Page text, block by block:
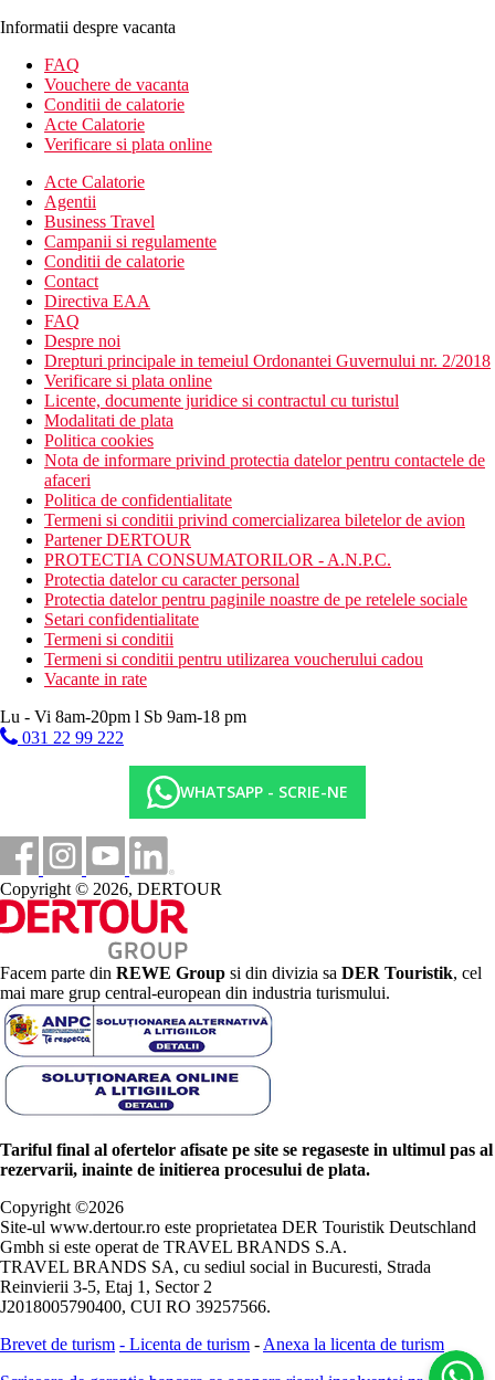
Informatii despre vacanta
FAQ
Vouchere de vacanta
Conditii de calatorie
Acte Calatorie
Verificare si plata online
Acte Calatorie
Agentii
Business Travel
Campanii si regulamente
Conditii de calatorie
Contact
Directiva EAA
FAQ
Despre noi
Drepturi principale in temeiul Ordonantei Guvernului nr. 2/2018
Verificare si plata online
Licente, documente juridice si contractul cu turistul
Modalitati de plata
Politica cookies
Nota de informare privind protectia datelor pentru contactele de
afaceri
Politica de confidentialitate
Termeni si conditii privind comercializarea biletelor de avion
Partener DERTOUR
PROTECTIA CONSUMATORILOR - A.N.P.C.
Protectia datelor cu caracter personal
Protectia datelor pentru paginile noastre de pe retelele sociale
Setari confidentialitate
Termeni si conditii
Termeni si conditii pentru utilizarea voucherului cadou
Vacante in rate
Lu - Vi 8am-20pm l Sb 9am-18 pm
031 22 99 222
WHATSAPP - SCRIE-NE
Copyright © 2026, DERTOUR
Facem parte din REWE Group si din divizia sa DER Touristik, cel
mai mare grup central-european din industria turismului.
Tariful final al ofertelor afisate pe site se regaseste in ultimul pas al
rezervarii, inainte de initierea procesului de plata.
Copyright ©2026
Site-ul www.dertour.ro este proprietatea DER Touristik Deutschland
Gmbh si este operat de TRAVEL BRANDS S.A.
TRAVEL BRANDS SA, cu sediul social in Bucuresti, Strada
Reinvierii 3-5, Etaj 1, Sector 2
J2018005790400, CUI RO 39257566.
Brevet de turism - Licenta de turism - Anexa la licenta de turism